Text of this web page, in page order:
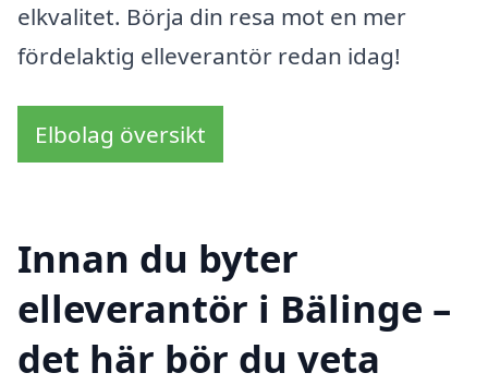
elkvalitet. Börja din resa mot en mer
fördelaktig elleverantör redan idag!
Elbolag översikt
Innan du byter
elleverantör i Bälinge –
det här bör du veta